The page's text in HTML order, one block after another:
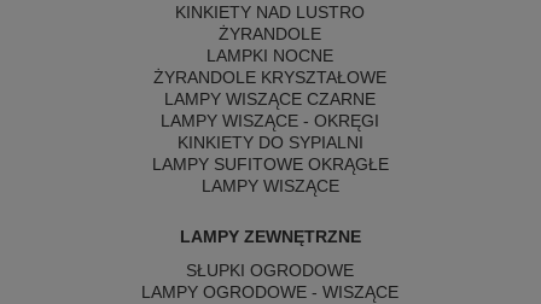
KINKIETY NAD LUSTRO
ŻYRANDOLE
LAMPKI NOCNE
ŻYRANDOLE KRYSZTAŁOWE
LAMPY WISZĄCE CZARNE
LAMPY WISZĄCE - OKRĘGI
KINKIETY DO SYPIALNI
LAMPY SUFITOWE OKRĄGŁE
LAMPY WISZĄCE
LAMPY ZEWNĘTRZNE
SŁUPKI OGRODOWE
LAMPY OGRODOWE - WISZĄCE